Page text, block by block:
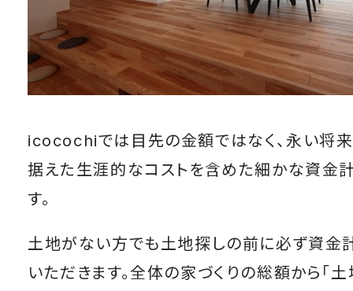
icocochiでは目先の金額ではなく、永い将
据えた生涯的なコストを含めた細かな資金
す。
土地がない方でも土地探しの前に必ず資金
いただきます。全体の家づくりの総額から「土